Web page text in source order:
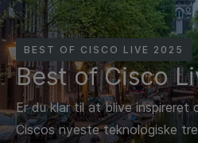
BEST OF CISCO LIVE 2025
Best of Cisco
Er du klar til at blive inspireret
Ciscos nyeste teknologiske